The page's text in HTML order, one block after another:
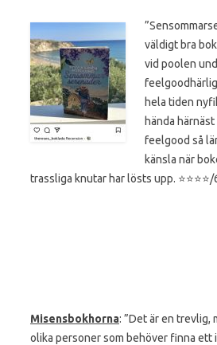
väldigt bra
vid poolen
hela tiden
hända
feelgood så
känsla när
trassliga knutar har lösts upp. ⭐️⭐️⭐️⭐️/
Misensbokhorna: ”Det är en trevlig,
olika personer som behöver finna ett